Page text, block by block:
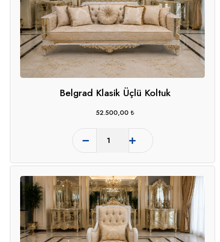
Belgrad Klasik Üçlü Koltuk
52.500,00 ₺